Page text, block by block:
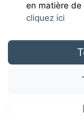
Campingdirectspecialce.com ©
en matière de
cliquez ici